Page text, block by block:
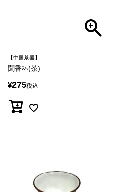
【中国茶器】
聞香杯(茶)
¥275税込